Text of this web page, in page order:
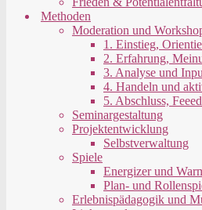
Methoden
Moderation und
1. Einstieg,
2. Erfahrung,
3. Analyse und
4. Handeln und
5. Abschluss,
Seminargestaltung
Projektentwicklung
Selbstverwaltung
Spiele
Energizer und
Plan- und
Erlebnispädagogik und